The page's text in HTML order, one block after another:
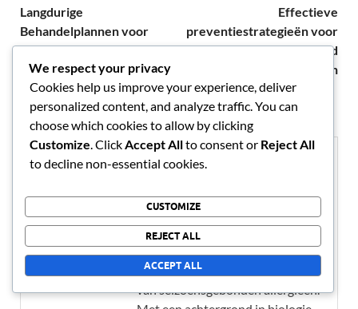
Langdurige
Behandelplannen voor
Seizoensgebonden
Allergieën en
Verkoudheden
Effectieve
preventiestrategieën voor
allergieën en verkoudheid
bij volwassenen
About Clara Thompson
Clara Thompson is een
gezondheidsenthousiast en
schrijver die zich richt op het
helpen van mensen bij het
navigeren door de complexiteit
van seizoensgebonden allergieën.
We respect your privacy
Cookies help us improve your experience, deliver
personalized content, and analyze traffic. You can
choose which cookies to allow by clicking
Customize . Click Accept Allto consent or Reject All
to decline non-essential cookies.
CUSTOMIZE
REJECT ALL
ACCEPT ALL